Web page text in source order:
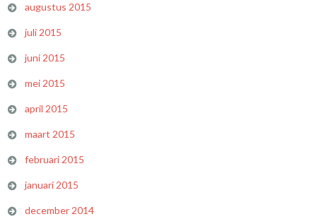
augustus 2015
juli 2015
juni 2015
mei 2015
april 2015
maart 2015
februari 2015
januari 2015
december 2014